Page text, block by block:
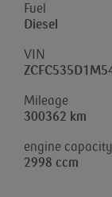
Fuel
Diesel
VIN
Mileage
300362 km
engine capacity
2998 ccm